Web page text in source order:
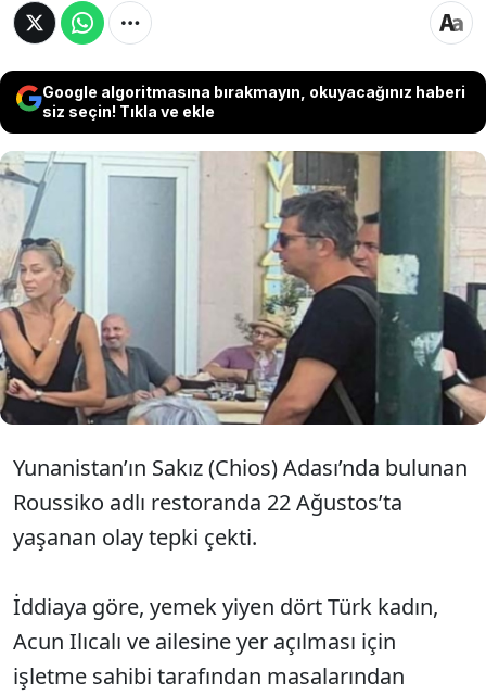
Google algoritmasına bırakmayın, okuyacağınız haberi
siz seçin! Tıkla ve ekle
Yunanistan’ın Sakız Adası’nda yemek yiyen dört
Türk kadın, işletmecinin Acun Ilıcalı ve ailesine yer
açmak için kendilerini masadan kaldırdığını iddia
etti. Kadınlar, tepki gösterdiklerinde hakaret ve
uygunsuz hareketlere maruz kaldıklarını öne
sürdü. Ilıcalı ise olayı fark etmediğini belirterek,
“Görseydim müdahale ederdim” ifadelerini
kullandı.
Yunanistan’ın Sakız (Chios) Adası’nda bulunan
Roussiko adlı restoranda 22 Ağustos’ta
yaşanan olay tepki çekti.
İddiaya göre, yemek yiyen dört Türk kadın,
Acun Ilıcalı ve ailesine yer açılması için
işletme sahibi tarafından masalarından